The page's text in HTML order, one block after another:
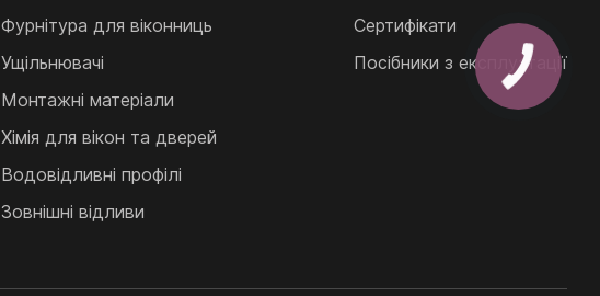
Фурнітура для віконниць
Ущільнювачі
Монтажні матеріали
Хімія для вікон та дверей
Водовідливні профілі
Зовнішні відливи
Сертифікати
Посібники з експлуатації